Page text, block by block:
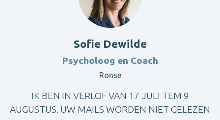
Sofie Dewilde
Psycholoog en Coach
Ronse
IK BEN IN VERLOF VAN 17 JULI TEM 9
AUGUSTUS. UW MAILS WORDEN NIET GELEZEN